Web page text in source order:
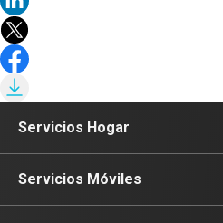
Servicios Hogar
Internet
Servicios Móviles